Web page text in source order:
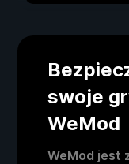
swoje
WeMod
WeMod jest